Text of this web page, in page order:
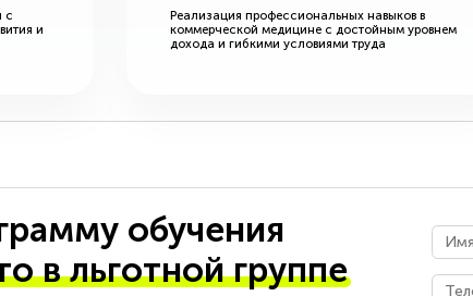
с
и
Реализация профессиональных навыков в
коммерческой медицине с достойным уровнем
дохода и гибкими условиями труда
обучения
в льготной группе